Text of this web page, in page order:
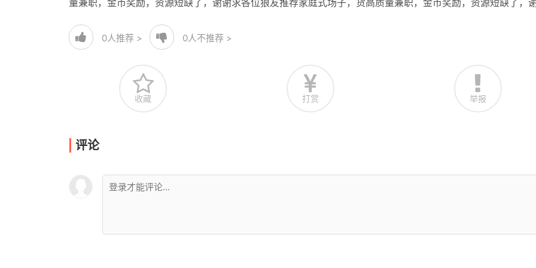
量兼职，金币奖励，资源短缺了，谢谢求各位狼友推荐家庭式场子，货高质量兼职，金币奖励，资源短缺了，
0人推荐 > 0人不推荐 >
收藏 打赏 举报
评论